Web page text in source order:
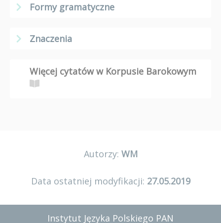
Formy gramatyczne
Znaczenia
Więcej cytatów w Korpusie Barokowym
Autorzy: WM
Data ostatniej modyfikacji: 27.05.2019
Instytut Języka Polskiego PAN